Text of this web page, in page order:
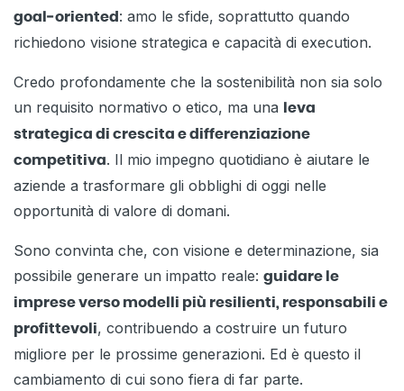
goal‑oriented : amo le sfide, soprattutto quando
richiedono visione strategica e capacità di execution.
Credo profondamente che la sostenibilità non sia solo
un requisito normativo o etico, ma una
leva
strategica di crescita e differenziazione
competitiva. Il mio impegno quotidiano è aiutare le
aziende a trasformare gli obblighi di oggi nelle
opportunità di valore di domani.
Sono convinta che, con visione e determinazione, sia
possibile generare un impatto reale: guidare le
imprese verso modelli più resilienti, responsabili e
profittevoli, contribuendo a costruire un futuro
migliore per le prossime generazioni. Ed è questo il
cambiamento di cui sono fiera di far parte.